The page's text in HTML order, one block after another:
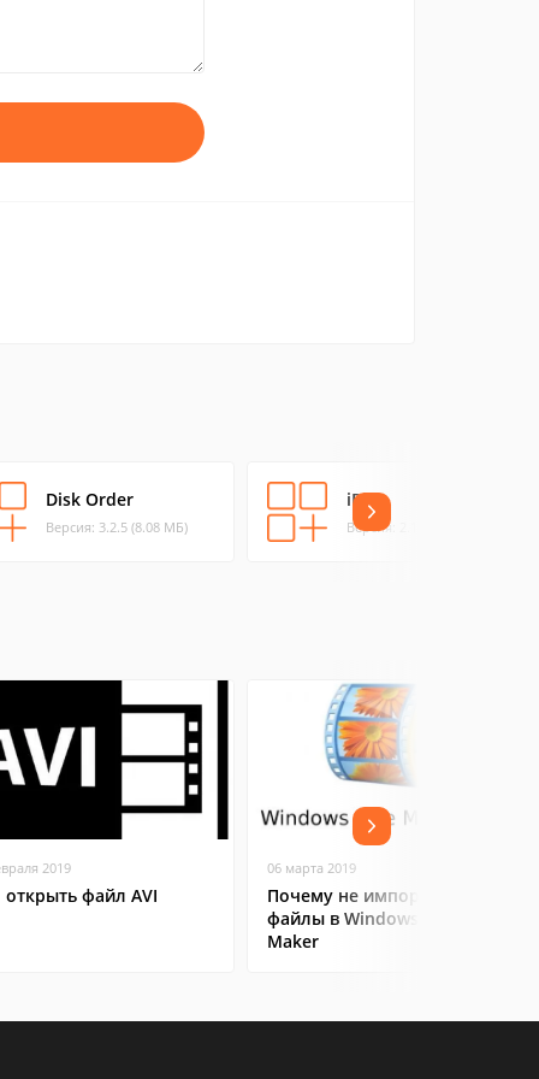
Disk Order
Версия: 3.2.5 (8.08 МБ)
iRip
Версия: 2.1.8 (2.34 МБ)
2019
файл AVI
06 марта 2019
Почему не импортируются
файлы в Windows Movie
Maker